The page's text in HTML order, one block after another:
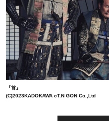
『首』
(C)2023KADOKAWA cT.N GON Co.,Ltd